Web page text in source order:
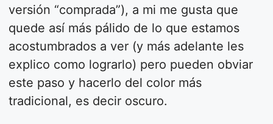
versión “comprada”), a mi me gusta que
quede así más pálido de lo que estamos
acostumbrados a ver (y más adelante les
explico como lograrlo) pero pueden obviar
este paso y hacerlo del color más
tradicional, es decir oscuro.